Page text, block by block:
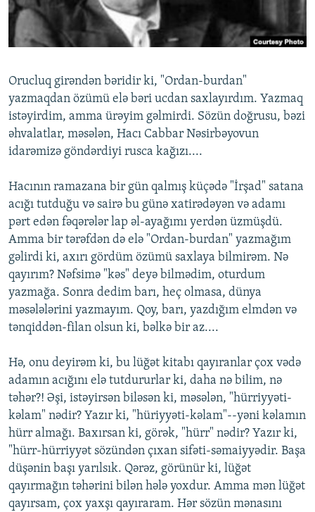
İNFOQRAFIKA
KARIKATURA
AZƏRBAYCAN ƏDƏBIYYATI KITABXANASI
İSLAM VƏ DEMOKRATIYA
MISSIYAMIZ
PEŞƏ ETIKASI VƏ JURNALISTIKA STANDARTLARIMIZ
AZADLIQRADIOSU MOBIL TELEFONUNUZDA
BIZIMLƏ ƏLAQƏ
XƏBƏR BÜLLETENLƏRIMIZ
BIZI IZLƏ
RFE/RL-in bütün saytları
Orucluq girәndәn bәridir ki, "Ordan-burdan"
yazmaqdan özümü elә bәri ucdan saxlayırdım. Yazmaq
istәyirdim, amma ürәyim gәlmirdi. Sözün doğrusu, bәzi
әhvalatlar, mәsәlәn, Hacı Cabbar Nәsirbәyovun
idarәmizә göndәrdiyi rusca kağızı....
Hacının ramazana bir gün qalmış küçәdә "İrşad" satana
acığı tutduğu vә sairә bu günә xatirәdәyәn vә adamı
pәrt edәn fәqәrәlәr lap әl-ayağımı yerdәn üzmüşdü.
Amma bir tәrәfdәn dә elә "Ordan-burdan" yazmağım
gәlirdi ki, axırı gördüm özümü saxlaya bilmirәm. Nә
qayırım? Nәfsimә "kәs" deyә bilmәdim, oturdum
yazmağa. Sonra dedim barı, heç olmasa, dünya
mәsәlәlәrini yazmayım. Qoy, barı, yazdığım elmdәn vә
tәnqiddәn-filan olsun ki, bәlkә bir az....
Hә, onu deyirәm ki, bu lüğәt kitabı qayıranlar çox vәdә
adamın acığını elә tutdururlar ki, daha nә bilim, nә
tәhәr?! Әşi, istәyirsәn bilәsәn ki, mәsәlәn, "hürriyyәti-
kәlam" nәdir? Yazır ki, "hüriyyәti-kәlam"--yәni kәlamın
hürr almağı. Baxırsan ki, görәk, "hürr" nәdir? Yazır ki,
"hürr-hürriyyәt sözündәn çıxan sifәti-sәmaiyyәdir. Başa
düşәnin başı yarılsık. Qәrәz, görünür ki, lüğәt
qayırmağın tәhәrini bilәn hәlә yoxdur. Amma mәn lüğәt
qayırsam, çox yaxşı qayıraram. Hәr sözün mәnasını